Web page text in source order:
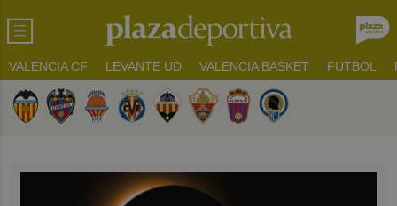
VALENCIA CF LEVANTE UD VALENCIA BASKET FUTBOL